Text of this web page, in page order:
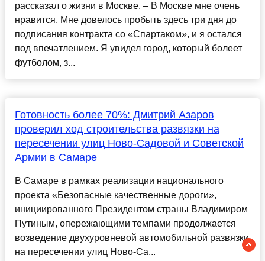
рассказал о жизни в Москве. – В Москве мне очень
нравится. Мне довелось пробыть здесь три дня до
подписания контракта со «Спартаком», и я остался
под впечатлением. Я увидел город, который болеет
футболом, з...
Готовность более 70%: Дмитрий Азаров
проверил ход строительства развязки на
пересечении улиц Ново-Садовой и Советской
Армии в Самаре
В Самаре в рамках реализации национального
проекта «Безопасные качественные дороги»,
инициированного Президентом страны Владимиром
Путиным, опережающими темпами продолжается
возведение двухуровневой автомобильной развязки
на пересечении улиц Ново-Са...